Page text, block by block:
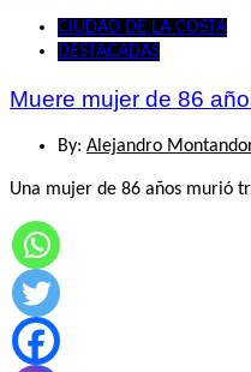
CIUDAD DE LA COSTA
DESTACADAS
Muere mujer de 86
By: Alejandro
Una mujer de 86 años murió